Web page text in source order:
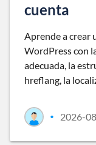
cuenta
Aprende a crear
WordPress con
adecuada, la
hreflang, la
• 2026-